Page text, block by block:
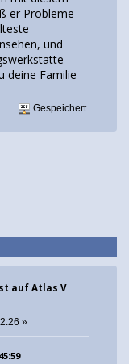
er Probleme
und
deine Familie
Gespeichert
auf Atlas V
»